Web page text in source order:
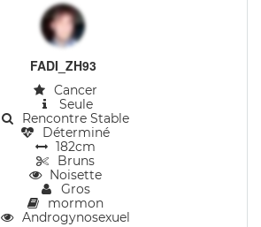
FADI_ZH93
Cancer
Seule
Rencontre Stable
Déterminé
182cm
Bruns
Noisette
Gros
mormon
Androgynosexuel